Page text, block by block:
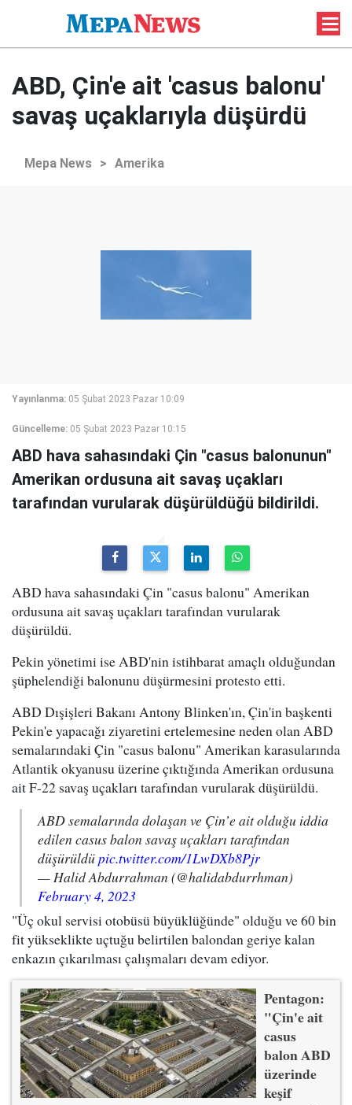
ABD, Çin'e ait 'casus balonu'
savaş uçaklarıyla düşürdü
Mepa News > Amerika
Yayınlanma: 05 Şubat 2023 Pazar 10:09
Güncelleme: 05 Şubat 2023 Pazar 10:15
ABD hava sahasındaki Çin "casus balonunun"
Amerikan ordusuna ait savaş uçakları
tarafından vurularak düşürüldüğü bildirildi.
ABD hava sahasındaki Çin "casus balonu" Amerikan
ordusuna ait savaş uçakları tarafından vurularak
düşürüldü.
Pekin yönetimi ise ABD'nin istihbarat amaçlı olduğundan
şüphelendiği balonunu düşürmesini protesto etti.
ABD Dışişleri Bakanı Antony Blinken'ın, Çin'in başkenti
Pekin'e yapacağı ziyaretini ertelemesine neden olan ABD
semalarındaki Çin "casus balonu" Amerikan karasularında
Atlantik okyanusu üzerine çıktığında Amerikan ordusuna
ait F-22 savaş uçakları tarafından vurularak düşürüldü.
ABD semalarında dolaşan ve Çin’e ait olduğu iddia
edilen casus balon savaş uçakları tarafından
düşürüldüpic.twitter.com/1LwDXb8Pjr
— Halid Abdurrahman (@halidabdurrhman)
February 4, 2023
"Üç okul servisi otobüsü büyüklüğünde" olduğu ve 60 bin
fit yükseklikte uçtuğu belirtilen balondan geriye kalan
enkazın çıkarılması çalışmaları devam ediyor.
Pentagon:
"Çin'e ait
casus
balon ABD
üzerinde
keşif